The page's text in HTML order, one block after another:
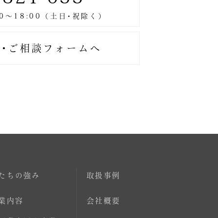
ご相談フォームへ
ちの強み
内容
取扱事例
会社概要